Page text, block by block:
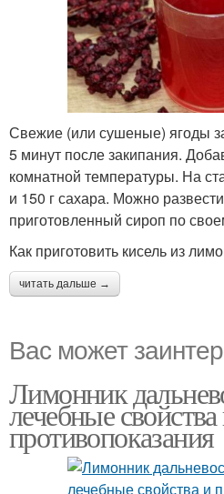
Свежие (или сушеные) ягоды
5 минут после закипания.
комнатной температуры. На
и 150 г сахара. Можно
приготовленный сироп по
Как приготовить кисель из
читать дальше →
Вас может
Лимонник
лечебные
противопоказания